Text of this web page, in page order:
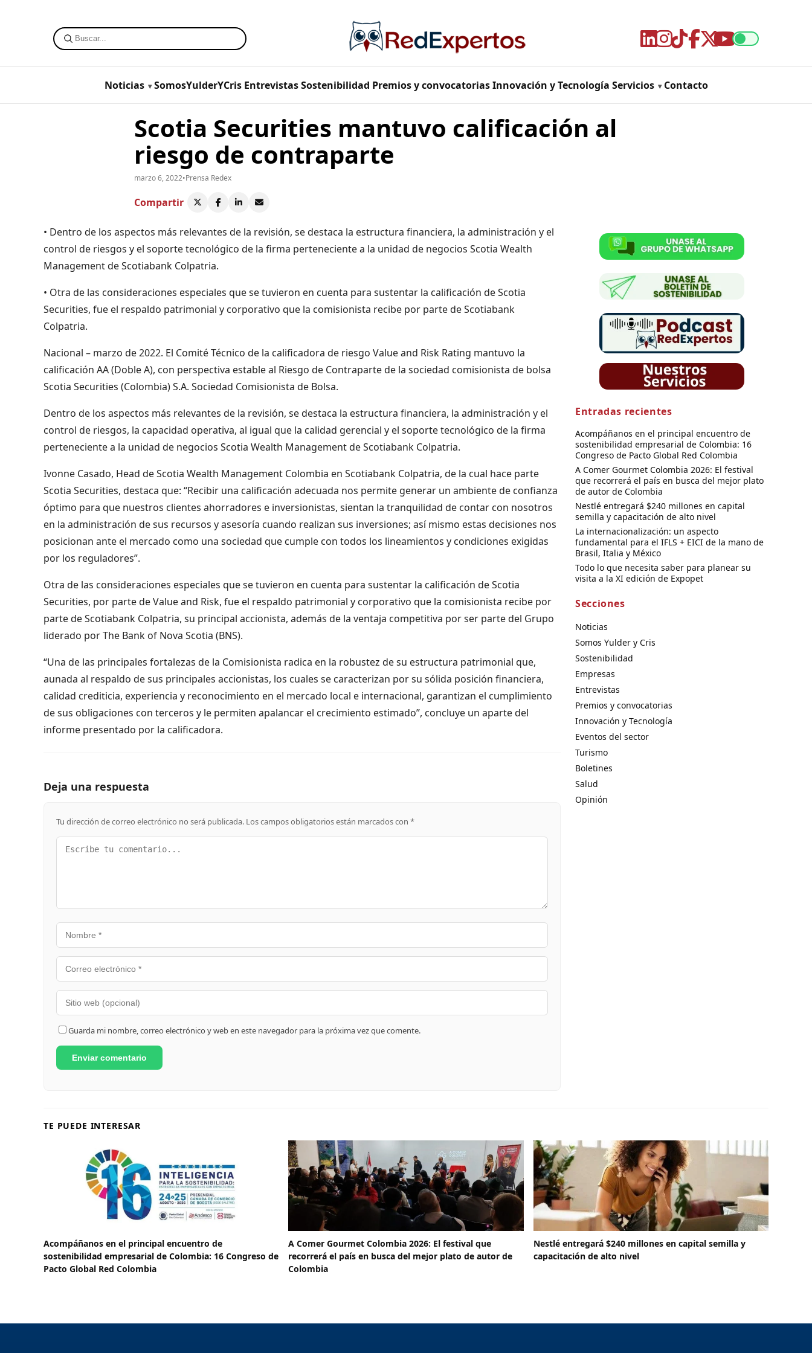
Noticias SomosYulderYCris Entrevistas Sostenibilidad Premios y convocatorias Innovación y Tecnología Servicios Contacto
Scotia Securities mantuvo calificación al
riesgo de contraparte
marzo 6, 2022•Prensa Redex
Compartir
• Dentro de los aspectos más relevantes de la revisión, se destaca la estructura financiera, la administración y el
control de riesgos y el soporte tecnológico de la firma perteneciente a la unidad de negocios Scotia Wealth
Management de Scotiabank Colpatria.
• Otra de las consideraciones especiales que se tuvieron en cuenta para sustentar la calificación de Scotia
Securities, fue el respaldo patrimonial y corporativo que la comisionista recibe por parte de Scotiabank
Colpatria.
Nacional – marzo de 2022. El Comité Técnico de la calificadora de riesgo Value and Risk Rating mantuvo la
calificación AA (Doble A), con perspectiva estable al Riesgo de Contraparte de la sociedad comisionista de bolsa
Scotia Securities (Colombia) S.A. Sociedad Comisionista de Bolsa.
Dentro de los aspectos más relevantes de la revisión, se destaca la estructura financiera, la administración y el
control de riesgos, la capacidad operativa, al igual que la calidad gerencial y el soporte tecnológico de la firma
perteneciente a la unidad de negocios Scotia Wealth Management de Scotiabank Colpatria.
Ivonne Casado, Head de Scotia Wealth Management Colombia en Scotiabank Colpatria, de la cual hace parte
Scotia Securities, destaca que: “Recibir una calificación adecuada nos permite generar un ambiente de confianza
óptimo para que nuestros clientes ahorradores e inversionistas, sientan la tranquilidad de contar con nosotros
en la administración de sus recursos y asesoría cuando realizan sus inversiones; así mismo estas decisiones nos
posicionan ante el mercado como una sociedad que cumple con todos los lineamientos y condiciones exigidas
por los reguladores”.
Otra de las consideraciones especiales que se tuvieron en cuenta para sustentar la calificación de Scotia
Securities, por parte de Value and Risk, fue el respaldo patrimonial y corporativo que la comisionista recibe por
parte de Scotiabank Colpatria, su principal accionista, además de la ventaja competitiva por ser parte del Grupo
liderado por The Bank of Nova Scotia (BNS).
“Una de las principales fortalezas de la Comisionista radica en la robustez de su estructura patrimonial que,
aunada al respaldo de sus principales accionistas, los cuales se caracterizan por su sólida posición financiera,
calidad crediticia, experiencia y reconocimiento en el mercado local e internacional, garantizan el cumplimiento
de sus obligaciones con terceros y le permiten apalancar el crecimiento estimado”, concluye un aparte del
informe presentado por la calificadora.
Deja una respuesta
Tu dirección de correo electrónico no será publicada. Los campos obligatorios están marcados con *
Guarda mi nombre, correo electrónico y web en este navegador para la próxima vez que comente.
Entradas recientes
Acompáñanos en el principal encuentro de
sostenibilidad empresarial de Colombia: 16
Congreso de Pacto Global Red Colombia
A Comer Gourmet Colombia 2026: El festival
que recorrerá el país en busca del mejor plato
de autor de Colombia
Nestlé entregará $240 millones en capital
semilla y capacitación de alto nivel
La internacionalización: un aspecto
fundamental para el IFLS + EICI de la mano de
Brasil, Italia y México
Todo lo que necesita saber para planear su
visita a la XI edición de Expopet
Secciones
Noticias
Somos Yulder y Cris
Sostenibilidad
Empresas
Entrevistas
Premios y convocatorias
Innovación y Tecnología
Eventos del sector
Turismo
Boletines
Salud
Opinión
TE PUEDE INTERESAR
Acompáñanos en el principal encuentro de
sostenibilidad empresarial de Colombia: 16 Congreso de
Pacto Global Red Colombia
A Comer Gourmet Colombia 2026: El festival que
recorrerá el país en busca del mejor plato de autor de
Colombia
Nestlé entregará $240 millones en capital semilla y
capacitación de alto nivel